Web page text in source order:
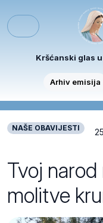
Menu
Kršćanski glas
Arhiv emisija
NAŠE OBAVIJESTI
Tvoj
molitve